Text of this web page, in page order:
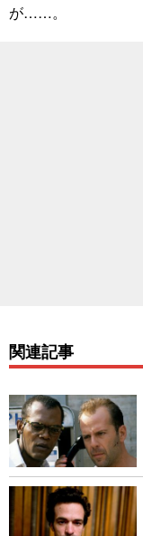
が……。
関連記事